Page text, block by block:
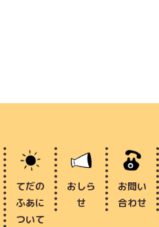
てだの
ふあに
ついて
おしら
せ
お問い
合わせ